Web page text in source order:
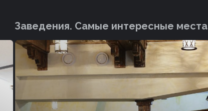
Заведения. Cамые интересные места